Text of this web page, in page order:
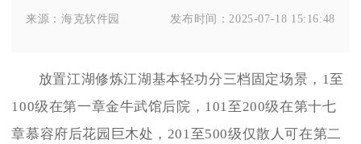
来源：海克软件园 发布时间：2025-07-18 15:16:48
放置江湖修炼江湖基本轻功分三档固定场景，1至
100级在第一章金牛武馆后院，101至200级在第十七
章慕容府后花园巨木处，201至500级仅散人可在第二